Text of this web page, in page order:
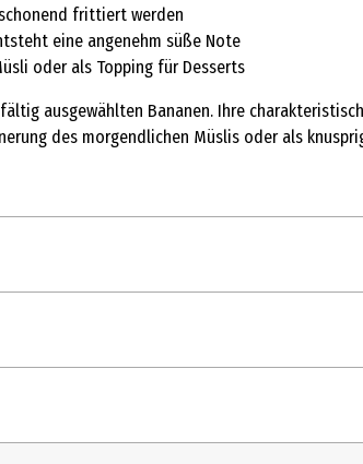
frittiert werden
eine angenehm süße Note
oder als Topping für Desserts
ausgewählten Bananen. Ihre
des morgendlichen Müslis oder als